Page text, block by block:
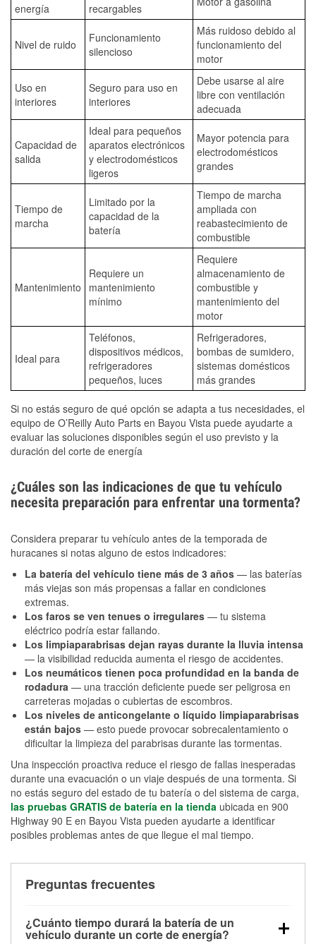
energía
recargables
Nivel de ruido
Funcionamiento
silencioso
Más ruidoso debido al
funcionamiento del
motor
Uso en
interiores
Seguro para uso en
interiores
Debe usarse al aire
libre con ventilación
adecuada
Capacidad de
salida
Ideal para pequeños
aparatos electrónicos
y electrodomésticos
ligeros
Mayor potencia para
electrodomésticos
grandes
Tiempo de
marcha
Limitado por la
capacidad de la
batería
Tiempo de marcha
ampliada con
reabastecimiento de
combustible
Mantenimiento
Requiere un
mantenimiento
mínimo
Requiere
almacenamiento de
combustible y
mantenimiento del
motor
Ideal para
Teléfonos,
dispositivos médicos,
refrigeradores
pequeños, luces
Refrigeradores,
bombas de sumidero,
sistemas domésticos
más grandes
Si no estás seguro de qué opción se adapta a tus necesidades, el
equipo de O’Reilly Auto Parts en Bayou Vista puede ayudarte a
evaluar las soluciones disponibles según el uso previsto y la
duración del corte de energía
¿Cuáles son las indicaciones de que tu vehículo
necesita preparación para enfrentar una tormenta?
Considera preparar tu vehículo antes de la temporada de
huracanes si notas alguno de estos indicadores:
La batería del vehículo tiene más de 3 años — las baterías
más viejas son más propensas a fallar en condiciones
extremas.
Los faros se ven tenues o irregulares — tu sistema
eléctrico podría estar fallando.
Los limpiaparabrisas dejan rayas durante la lluvia intensa
— la visibilidad reducida aumenta el riesgo de accidentes.
Los neumáticos tienen poca profundidad en la banda de
rodadura — una tracción deficiente puede ser peligrosa en
carreteras mojadas o cubiertas de escombros.
Los niveles de anticongelante o líquido limpiaparabrisas
están bajos — esto puede provocar sobrecalentamiento o
dificultar la limpieza del parabrisas durante las tormentas.
Una inspección proactiva reduce el riesgo de fallas inesperadas
durante una evacuación o un viaje después de una tormenta. Si
no estás seguro del estado de tu batería o del sistema de carga,
las pruebas GRATIS de batería en la tienda ubicada en 900
Highway 90 E en Bayou Vista pueden ayudarte a identificar
posibles problemas antes de que llegue el mal tiempo.
Preguntas frecuentes
¿Cuánto tiempo durará la batería de un
vehículo durante un corte de energía?